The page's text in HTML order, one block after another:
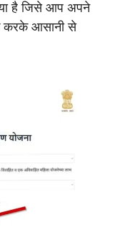
है जिसे आप अपने
करके आसानी से